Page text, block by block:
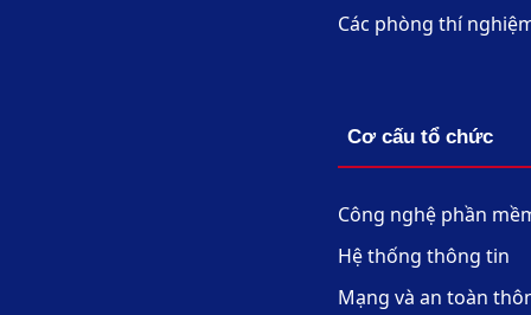
Các phòng thí
Cơ cấu tổ chức
Công nghệ phần
Hệ thống thông tin
Mạng và an toàn